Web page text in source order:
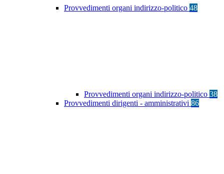
Provvedimenti organi indirizzo-politico 48
Provvedimenti organi indirizzo-politico 38
Provvedimenti dirigenti - amministrativi 86